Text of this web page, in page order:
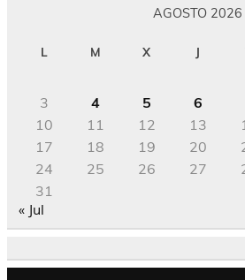
AGOSTO 2026
L M X J
3
4 5 6
10
11 12 13
17
18 19 20
24
25 26 27
31
« Jul